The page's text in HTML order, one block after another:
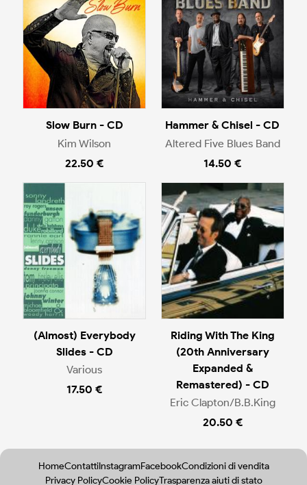
Slow Burn - CD
Kim Wilson
22.50 €
Hammer & Chisel - CD
Altered Five Blues Band
14.50 €
(Almost) Everybody
Slides - CD
Various
17.50 €
Riding With The King
(20th Anniversary
Expanded &
Remastered) - CD
Eric Clapton/B.B.King
20.50 €
HomeContattiInstagramFacebookCondizioni di vendita
Privacy PolicyCookie PolicyTrasparenza aiuti di stato